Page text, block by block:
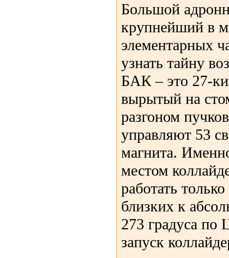
Большой
крупнейший в
элементарных
узнать тайну
БАК – это 27-
вырытый на
разгоном
управляют 53
магнита.
местом
работать
близких к
273 градуса
запуск